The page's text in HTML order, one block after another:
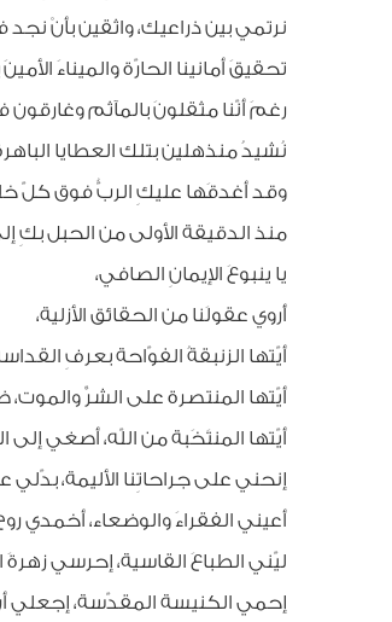
نرتمي بين ذراعيك، واثقين بأنْ
تحقيقَ أمانينا الحارّة والميناءَ
رغمَ أنّنا مثقلونَ بالمآثم
نُشيدُ منذهلين بتلك العطايا
وقد أغدقَها عليكِ الربُّ فوق كلّ
منذ الدقيقة الأولى من الحبل بكِ
يا ينبوعَ الإيمانِ الصافي،
أَروي عقولَنا من الحقائق الأزلية،
أيّتها الزنبقةُ الفوّاحة بعرفِ
أيّتها المنتصرة على الشرِّ
أيّتها المنتَخَبة من اللّه، أصغي
إنحني على جراحاتِنا الأليمة،
أعيني الفقراءَ والوضعاء، أخمدي
ليّني الطباعَ القاسية، إحرسي
إحمي الكنيسة المقدّسة، إجعلي